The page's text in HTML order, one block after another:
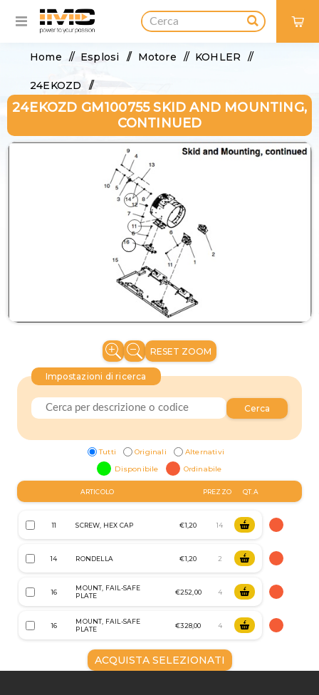
Home / Esplosi / Motore / KOHLER /
24EKOZD /
24EKOZD GM100755 Skid and Mounting,
continued
24EKOZD GM100755 SKID AND MOUNTING,
CONTINUED
RESET ZOOM
Cerca
Impostazioni di ricerca
Tutti Originali
Alternativi
Disponibile
Ordinabile
ARTICOLO PREZZO QT.A
11 SCREW, HEX CAP €1,20
14 RONDELLA €1,20
16
MOUNT, FAIL-SAFE
PLATE
€252,00
16
MOUNT, FAIL-SAFE
PLATE
€328,00
ACQUISTA SELEZIONATI